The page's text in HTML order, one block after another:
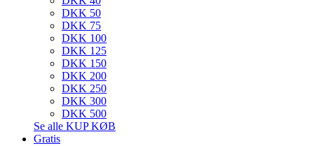
DKK 50
DKK 75
DKK 100
DKK 125
DKK 150
DKK 200
DKK 250
DKK 300
DKK 500
Se alle KUP KØB
Gratis